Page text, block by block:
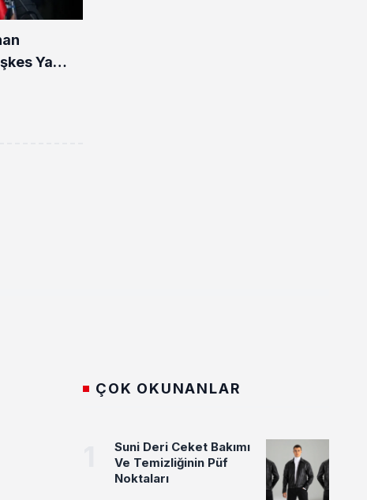
Ya
ÇOK OKUNANLAR
Suni Deri Ceket Bakımı
Ve Temizliğinin Püf
Noktaları